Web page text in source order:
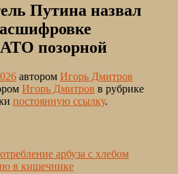
Путина назвал
позорной
автором Игорь Дмитров
Игорь Дмитров в рубрике
постоянную ссылку.